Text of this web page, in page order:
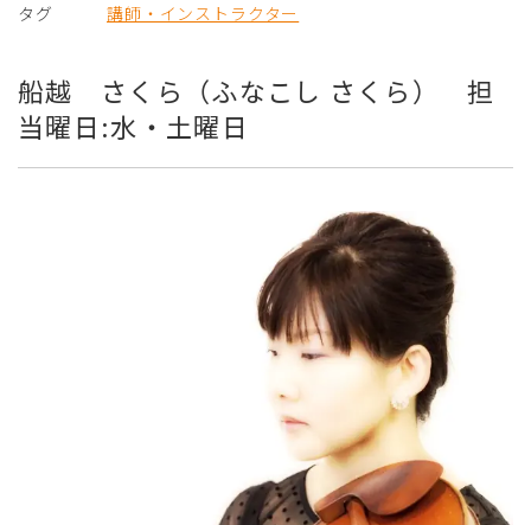
タグ 講師・インストラクター
船越 さくら（ふなこし さくら） 担
当曜日:水・土曜日